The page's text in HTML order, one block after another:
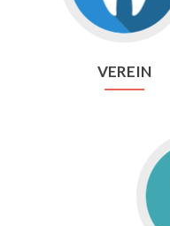
VEREIN